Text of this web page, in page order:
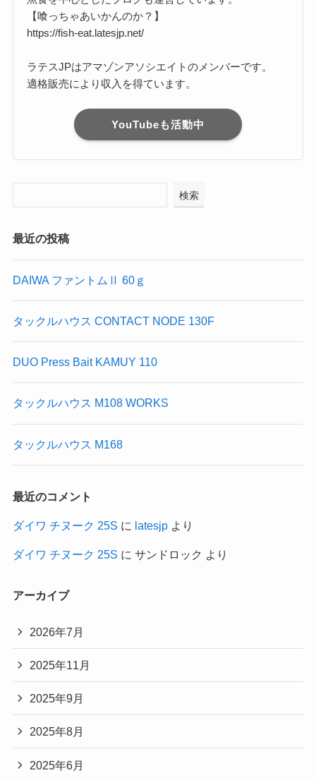
【喰っちゃあいかんのか？】
https://fish-eat.latesjp.net/
ラテスJPはアマゾンアソシエイトのメンバーです。
適格販売により収入を得ています。
YouTubeも活動中
検索
最近の投稿
DAIWA ファントムⅡ 60ｇ
タックルハウス CONTACT NODE 130F
DUO Press Bait KAMUY 110
タックルハウス M108 WORKS
タックルハウス M168
最近のコメント
ダイワ チヌーク 25S に latesjpより
ダイワ チヌーク 25S に サンドロック より
アーカイブ
2026年7月
2025年11月
2025年9月
2025年8月
2025年6月